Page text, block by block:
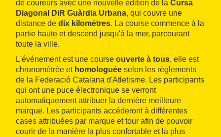
de coureurs avec une nouvelle édition de la Cursa
Diagonal DiR Guàrdia Urbana, qui couvre une
distance de dix kilomètres. La course commence à la
partie haute et descend jusqu'à la mer, parcourant
toute la ville.
L'événement est une course ouverte à tous, elle est
chronométrée et homologuée selon les règlements
de la Federació Catalana d'Atletisme. Les participants
qui ont une puce électronique se verront
automatiquement attribuer la dernière meilleure
marque. Les participants accéderont à différentes
cases attribuées par marque et tour afin de pouvoir
courir de la manière la plus confortable et la plus